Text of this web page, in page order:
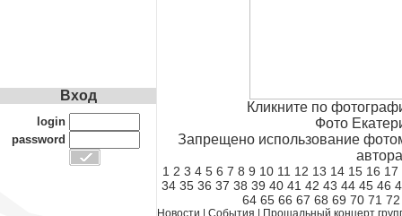
Кликните по
Фото
Запрещено использование
1 2 3 4 5 6 7 8 9 10 11 12 13 14 15 16 17
34 35 36 37 38 39 40 41 42 43 44 45 46
64 65 66 67 68 69 70 71 72
Новости События Прощальный концерт
Вход
login
password